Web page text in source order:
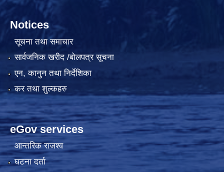
Notices
सूचना तथा समाचार
सार्वजनिक खरीद /बोलपत्र सूचना
एन, कानुन तथा निर्देशिका
कर तथा शुल्कहरु
eGov services
आन्तरिक राजश्व
घटना दर्ता